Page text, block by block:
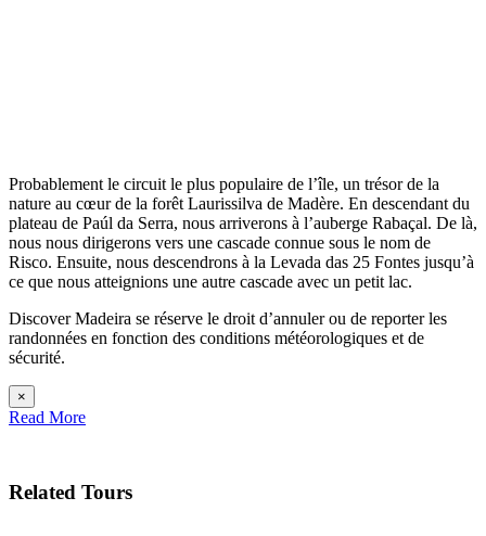
Probablement le circuit le plus populaire de l’île, un trésor de la
nature au cœur de la forêt Laurissilva de Madère. En descendant du
plateau de Paúl da Serra, nous arriverons à l’auberge Rabaçal. De là,
nous nous dirigerons vers une cascade connue sous le nom de
Risco. Ensuite, nous descendrons à la Levada das 25 Fontes jusqu’à
ce que nous atteignions une autre cascade avec un petit lac.
Discover Madeira se réserve le droit d’annuler ou de reporter les
randonnées en fonction des conditions météorologiques et de
sécurité.
×
Read More
Related Tours